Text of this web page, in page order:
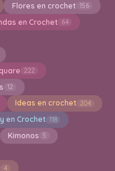
Flores en crochet 156
en Crochet 64
222
12
Ideas en crochet 204
en Crochet 118
Kimonos 5
4